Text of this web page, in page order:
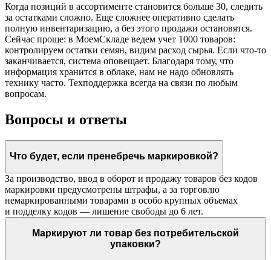
Когда позиций в ассортименте становится больше 30, следить
за остатками сложно. Еще сложнее оперативно сделать
полную инвентаризацию, а без этого продажи остановятся.
Сейчас проще: в МоемСкладе ведем учет 1000 товаров:
контролируем остатки семян, видим расход сырья. Если что-то
заканчивается, система оповещает. Благодаря тому, что
информация хранится в облаке, нам не надо обновлять
технику часто. Техподдержка всегда на связи по любым
вопросам.
Вопросы и ответы
Что будет, если пренебречь маркировкой?
За производство, ввод в оборот и продажу товаров без кодов
маркировки предусмотрены штрафы, а за торговлю
немаркированными товарами в особо крупных объемах
и подделку кодов — лишение свободы до 6 лет.
Маркируют ли товар без потребительской
упаковки?